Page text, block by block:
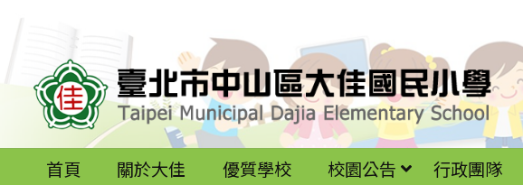
首頁 關於大佳 優質學校 校園公告 行政團隊